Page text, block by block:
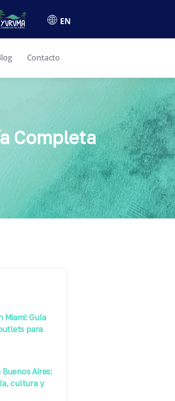
EN
Contacto
Completa
Miami: Guía
para
Buenos Aires:
cultura y